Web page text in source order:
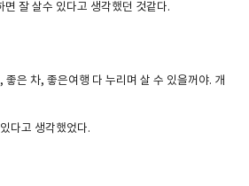
면 잘 살수 있다고 생각했던 것같다.
, 좋은 차, 좋은여행 다 누리며 살 수 있을꺼야. 개
다고 생각했었다.